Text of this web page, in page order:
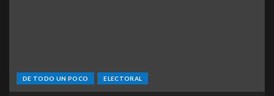
DE TODO UN POCO ELECTORAL